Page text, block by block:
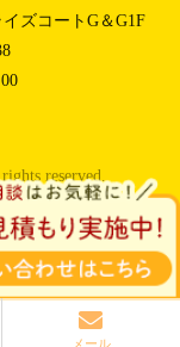
ズコートG＆G1F
reserved.
メール